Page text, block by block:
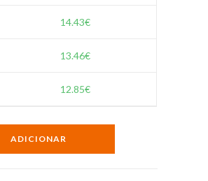
14.43€
13.46€
12.85€
ADICIONAR